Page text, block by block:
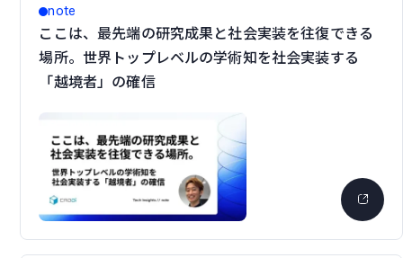
note
ここは、最先端の研究成果と社会実装を往復できる
場所。世界トップレベルの学術知を社会実装する
「越境者」の確信